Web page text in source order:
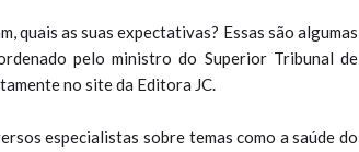
quais as suas expectativas? Essas são algumas
pelo ministro do Superior Tribunal de
no site da Editora JC.
especialistas sobre temas como a saúde do